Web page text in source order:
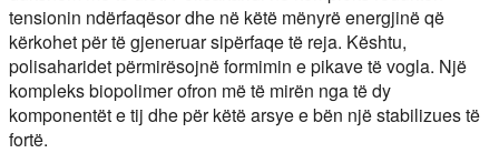
tensionin ndërfaqësor dhe në këtë mënyrë energjinë që
kërkohet për të gjeneruar sipërfaqe të reja. Kështu,
polisaharidet përmirësojnë formimin e pikave të vogla. Një
kompleks biopolimer ofron më të mirën nga të dy
komponentët e tij dhe për këtë arsye e bën një stabilizues të
fortë.